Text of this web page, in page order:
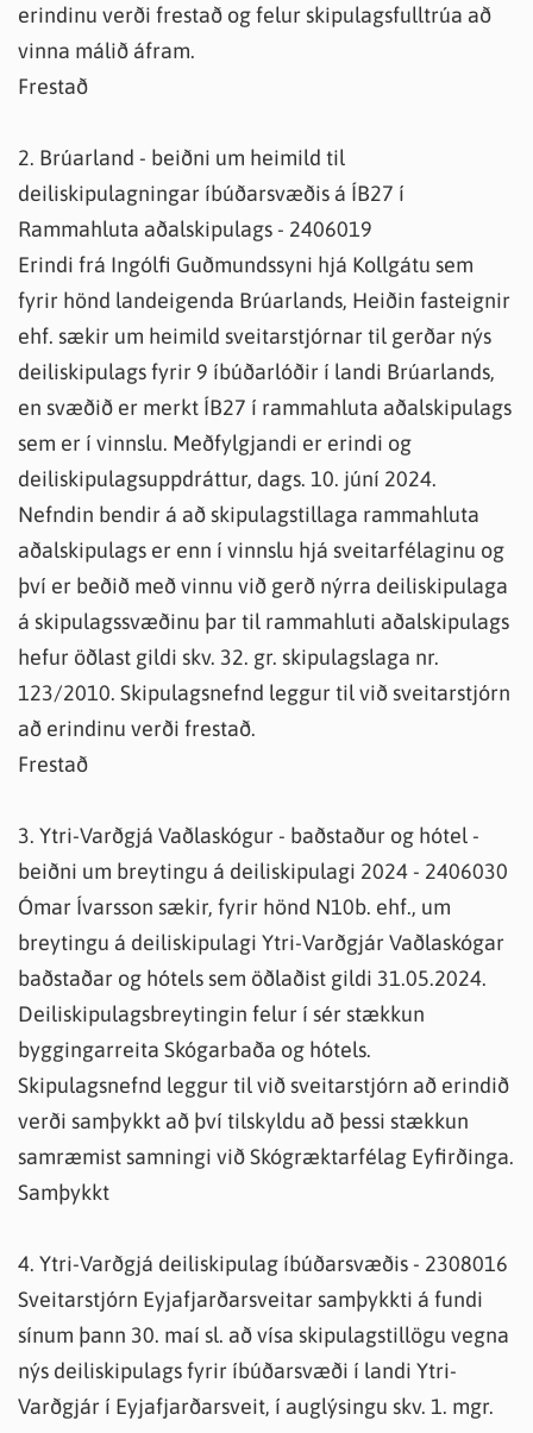
erindinu verði frestað og felur skipulagsfulltrúa að
vinna málið áfram.
Frestað
2. Brúarland - beiðni um heimild til
deiliskipulagningar íbúðarsvæðis á ÍB27 í
Rammahluta aðalskipulags - 2406019
Erindi frá Ingólfi Guðmundssyni hjá Kollgátu sem
fyrir hönd landeigenda Brúarlands, Heiðin fasteignir
ehf. sækir um heimild sveitarstjórnar til gerðar nýs
deiliskipulags fyrir 9 íbúðarlóðir í landi Brúarlands,
en svæðið er merkt ÍB27 í rammahluta aðalskipulags
sem er í vinnslu. Meðfylgjandi er erindi og
deiliskipulagsuppdráttur, dags. 10. júní 2024.
Nefndin bendir á að skipulagstillaga rammahluta
aðalskipulags er enn í vinnslu hjá sveitarfélaginu og
því er beðið með vinnu við gerð nýrra deiliskipulaga
á skipulagssvæðinu þar til rammahluti aðalskipulags
hefur öðlast gildi skv. 32. gr. skipulagslaga nr.
123/2010. Skipulagsnefnd leggur til við sveitarstjórn
að erindinu verði frestað.
Frestað
3. Ytri-Varðgjá Vaðlaskógur - baðstaður og hótel -
beiðni um breytingu á deiliskipulagi 2024 - 2406030
Ómar Ívarsson sækir, fyrir hönd N10b. ehf., um
breytingu á deiliskipulagi Ytri-Varðgjár Vaðlaskógar
baðstaðar og hótels sem öðlaðist gildi 31.05.2024.
Deiliskipulagsbreytingin felur í sér stækkun
byggingarreita Skógarbaða og hótels.
Skipulagsnefnd leggur til við sveitarstjórn að erindið
verði samþykkt að því tilskyldu að þessi stækkun
samræmist samningi við Skógræktarfélag Eyfirðinga.
Samþykkt
4. Ytri-Varðgjá deiliskipulag íbúðarsvæðis - 2308016
Sveitarstjórn Eyjafjarðarsveitar samþykkti á fundi
sínum þann 30. maí sl. að vísa skipulagstillögu vegna
nýs deiliskipulags fyrir íbúðarsvæði í landi Ytri-
Varðgjár í Eyjafjarðarsveit, í auglýsingu skv. 1. mgr.